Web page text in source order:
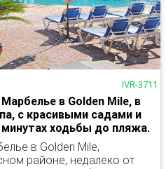
IVR-3711
в Golden Mile, в
с красивыми садами и
ходьбы до пляжа.
в Golden Mile,
районе, недалеко от